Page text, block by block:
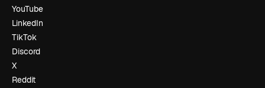
YouTube
LinkedIn
TikTok
Discord
X
Reddit